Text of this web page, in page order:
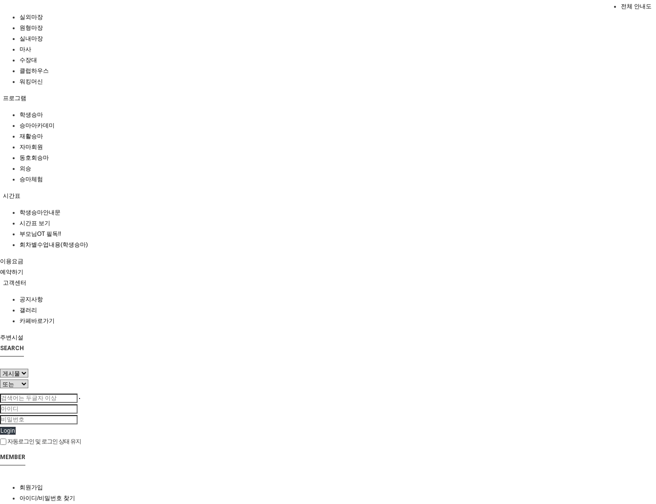
전체 안내도
실외마장
원형마장
실내마장
마사
수장대
클럽하우스
워킹머신
프로그램
학생승마
승마아카데미
재활승마
자마회원
동호회승마
외승
승마체험
시간표
학생승마안내문
시간표 보기
부모님OT 필독!!
회차별수업내용(학생승마)
이용요금
예약하기
고객센터
공지사항
갤러리
카페바로가기
주변시설
SEARCH
Login
자동로그인 및 로그인 상태 유지
MEMBER
회원가입
아이디/비밀번호 찾기